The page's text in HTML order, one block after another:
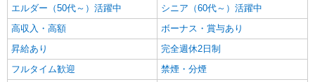
エルダー（50代～）活躍中
シニア（60代～）活躍中
高収入・高額
ボーナス・賞与あり
昇給あり
完全週休2日制
フルタイム歓迎
禁煙・分煙